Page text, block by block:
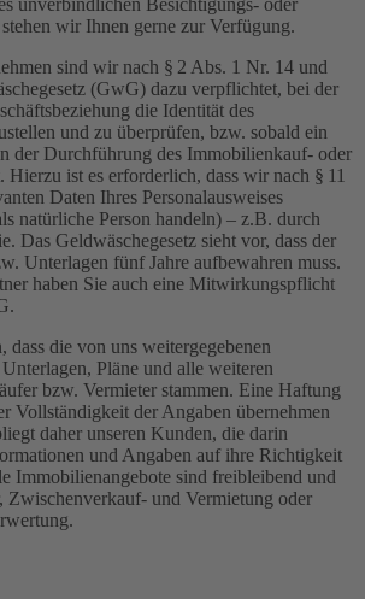
wir Ihnen gerne zur Verfügung.
sind wir nach § 2 Abs. 1 Nr. 14 und
(GwG) dazu verpflichtet, bei der
die Identität des
und zu überprüfen, bzw. sobald ein
der Durchführung des Immobilienkauf- oder
Hierzu ist es erforderlich, dass wir nach § 11
Daten Ihres Personalausweises
natürliche Person handeln) – z.B. durch
Das Geldwäschegesetz sieht vor, dass der
Unterlagen fünf Jahre aufbewahren muss.
haben Sie auch eine Mitwirkungspflicht
dass die von uns weitergegebenen
Pläne und alle weiteren
bzw. Vermieter stammen. Eine Haftung
Vollständigkeit der Angaben übernehmen
daher unseren Kunden, die darin
und Angaben auf ihre Richtigkeit
Immobilienangebote sind freibleibend und
Zwischenverkauf- und Vermietung oder